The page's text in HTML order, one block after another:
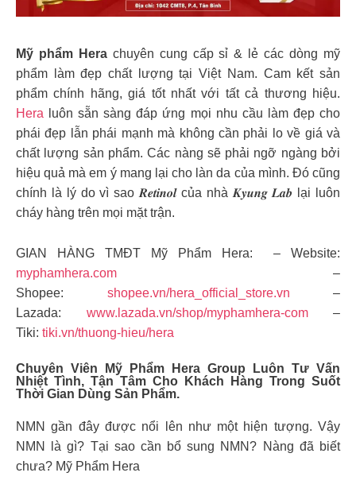
Mỹ phẩm Herachuyên cung cấp sỉ & lẻ các dòng mỹ
phẩm làm đẹp chất lượng tại Việt Nam. Cam kết sản
phẩm chính hãng, giá tốt nhất với tất cả thương hiệu.
Hera luôn sẵn sàng đáp ứng mọi nhu cầu làm đẹp cho
phái đẹp lẫn phái mạnh mà không cần phải lo về giá và
chất lượng sản phẩm. Các nàng sẽ phải ngỡ ngàng bởi
hiệu quả mà em ý mang lại cho làn da của mình. Đó cũng
chính là lý do vì sao 𝑹𝒆𝒕𝒊𝒏𝒐𝒍 của nhà 𝑲𝒚𝒖𝒏𝒈 𝑳𝒂𝒃 lại luôn
cháy hàng trên mọi mặt trận.
GIAN HÀNG TMĐT Mỹ Phẩm Hera: – Website:
myphamhera.com –
Shopee: shopee.vn/hera_official_store.vn –
Lazada: www.lazada.vn/shop/myphamhera-com–
Tiki: tiki.vn/thuong-hieu/hera
Chuyên Viên Mỹ Phẩm Hera Group Luôn Tư Vấn
Nhiệt Tình, Tận Tâm Cho Khách Hàng Trong Suốt
Thời Gian Dùng Sản Phẩm.
NMN gần đây được nổi lên như một hiện tượng. Vậy
NMN là gì? Tại sao cần bổ sung NMN? Nàng đã biết
chưa? Mỹ Phẩm Hera